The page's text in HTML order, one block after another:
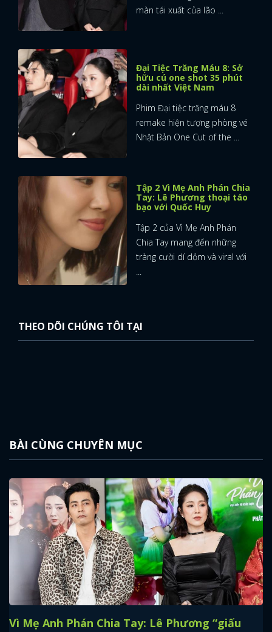
màn tái xuất của lão ...
Đại Tiệc Trăng Máu 8: Sở
hữu cú one shot 35 phút
dài nhất Việt Nam
Phim Đại tiệc trăng máu 8
remake hiện tượng phòng vé
Nhật Bản One Cut of the ...
Tập 2 Vì Mẹ Anh Phán Chia
Tay: Lê Phương thoại táo
bạo với Quốc Huy
Tập 2 của Vì Mẹ Anh Phán
Chia Tay mang đến những
tràng cười dí dỏm và viral với
...
THEO DÕI CHÚNG TÔI TẠI
BÀI CÙNG CHUYÊN MỤC
Vì Mẹ Anh Phán Chia Tay: Lê Phương “giấu